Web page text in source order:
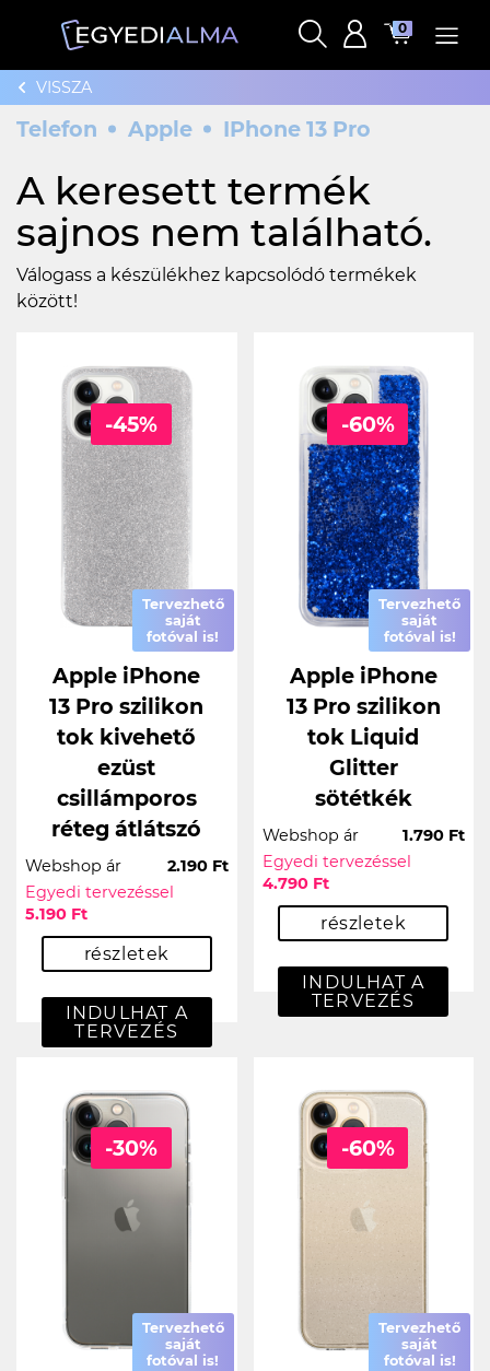
0
VISSZA
Telefon Apple IPhone 13 Pro
A keresett termék
sajnos nem található.
Válogass a készülékhez kapcsolódó termékek
között!
-45%
Tervezhető
saját
fotóval is!
Apple iPhone
13 Pro szilikon
tok kivehető
ezüst
csillámporos
réteg átlátszó
Webshop ár
2.190 Ft
Egyedi tervezéssel
5.190 Ft
részletek
INDULHAT A
TERVEZÉS
-60%
Tervezhető
saját
fotóval is!
Apple iPhone
13 Pro szilikon
tok Liquid
Glitter
sötétkék
Webshop ár
1.790 Ft
Egyedi tervezéssel
4.790 Ft
részletek
INDULHAT A
TERVEZÉS
-30%
Tervezhető
saját
fotóval is!
-60%
Tervezhető
saját
fotóval is!